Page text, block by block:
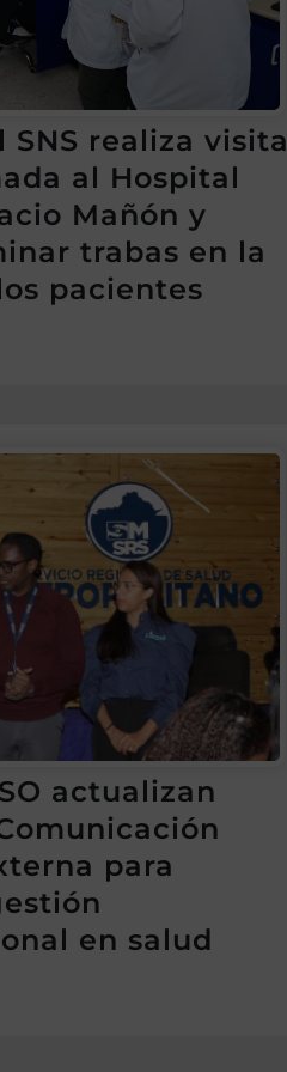
realiza visita
al Hospital
Mañón y
trabas en la
pacientes
actualizan
para
en salud